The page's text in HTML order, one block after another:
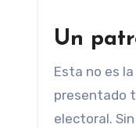
Un
Esta no es
presentado
electoral.